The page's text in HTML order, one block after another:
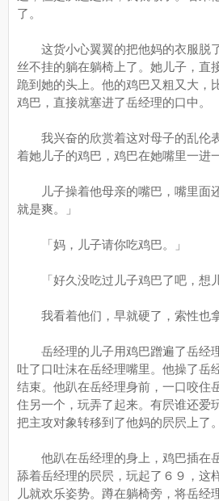
了。
这货小心翼翼的把他妈的衣服脱
丝不挂的躺在躺椅上了。她儿子，直
跪到她的头上。他的鸡巴又粗又大，
鸡巴，直接就塞进了岳经理的口中。
我兴奋的欣赏着这对母子的乱伦
着她儿子的鸡巴，鸡巴在她嘴里一进
儿子操着他母亲的嘴巴，嘴里面
就是爽。」
「妈，儿子请你吃鸡巴。」
「好久没吃过儿子鸡巴了吧，想儿
我看着他们，早就硬了，索性也拿
岳经理的儿子用鸡巴蹭遍了岳经
吐了口吐沫在岳经理嘴里。他操了岳
结束。他趴在岳经理身前，一口咬住
住另一个，玩弄了起来。有屄谁还爱
把主攻对象转移到了他妈的屄屄上了。
他趴在岳经理的身上，鸡巴插在
舔着岳经理的屄屄，玩起了６９，这
儿就欢乐姿势。蹲在躺椅旁，将岳经